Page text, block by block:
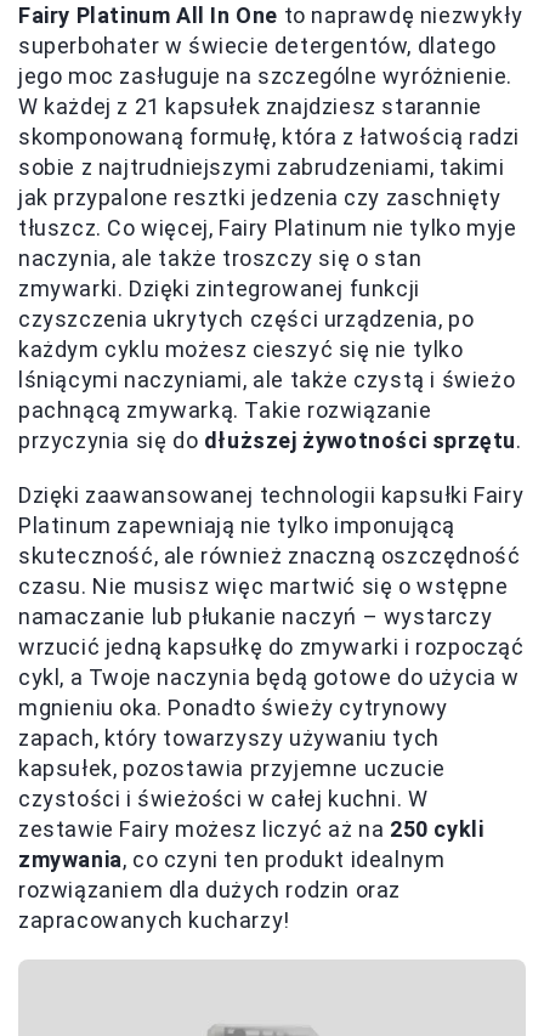
Fairy Platinum All In One to naprawdę niezwykły
superbohater w świecie detergentów, dlatego
jego moc zasługuje na szczególne wyróżnienie.
W każdej z 21 kapsułek znajdziesz starannie
skomponowaną formułę, która z łatwością radzi
sobie z najtrudniejszymi zabrudzeniami, takimi
jak przypalone resztki jedzenia czy zaschnięty
tłuszcz. Co więcej, Fairy Platinum nie tylko myje
naczynia, ale także troszczy się o stan
zmywarki. Dzięki zintegrowanej funkcji
czyszczenia ukrytych części urządzenia, po
każdym cyklu możesz cieszyć się nie tylko
lśniącymi naczyniami, ale także czystą i świeżo
pachnącą zmywarką. Takie rozwiązanie
przyczynia się do dłuższej żywotności sprzętu.
Dzięki zaawansowanej technologii kapsułki Fairy
Platinum zapewniają nie tylko imponującą
skuteczność, ale również znaczną oszczędność
czasu. Nie musisz więc martwić się o wstępne
namaczanie lub płukanie naczyń – wystarczy
wrzucić jedną kapsułkę do zmywarki i rozpocząć
cykl, a Twoje naczynia będą gotowe do użycia w
mgnieniu oka. Ponadto świeży cytrynowy
zapach, który towarzyszy używaniu tych
kapsułek, pozostawia przyjemne uczucie
czystości i świeżości w całej kuchni. W
zestawie Fairy możesz liczyć aż na 250 cykli
zmywania, co czyni ten produkt idealnym
rozwiązaniem dla dużych rodzin oraz
zapracowanych kucharzy!